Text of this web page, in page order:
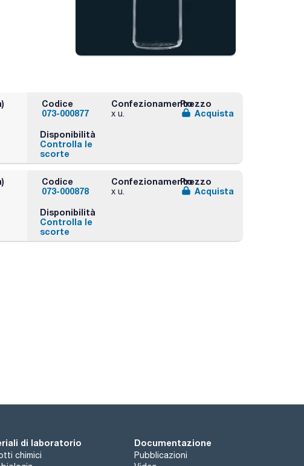
Codice
073-000877
Confezionamento
x u.
Prezzo
Acquista
Disponibilità
Controlla le
scorte
Codice
073-000878
Confezionamento
x u.
Prezzo
Acquista
Disponibilità
Controlla le
scorte
di laboratorio
chimici
Documentazione
Pubblicazioni